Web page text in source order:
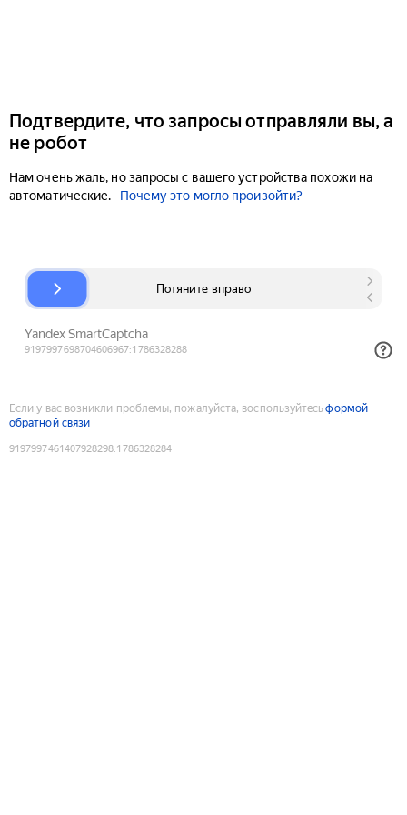
Подтвердите, что запросы отправляли вы, а
не робот
Нам очень жаль, но запросы с вашего устройства похожи на
автоматические.
Почему это могло произойти?
Если у вас возникли проблемы, пожалуйста, воспользуйтесьформой
обратной связи
9197997461407928298:1786328284